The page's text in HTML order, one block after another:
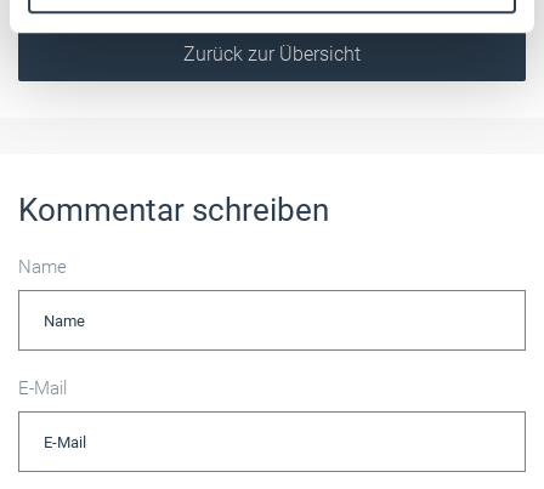
Weitere Informationen:Impressum Datenschutz
Zurück zur Übersicht
Kommentar schreiben
Name
E-Mail